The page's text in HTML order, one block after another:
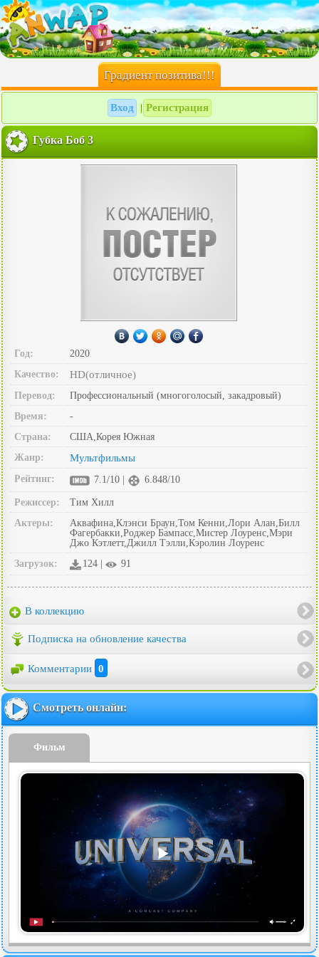
Градиент позитива!!!
Вход Регистрация
Губка Боб 3
Год:
2020
Качество:
HD(отличное)
Перевод:
Профессиональный (многоголосый, закадровый)
Время:
-
Страна:
США,Корея Южная
Жанр:
Мультфильмы
Рейтинг: 7.1/10 | 6.848/10
Режиссер:
Тим Хилл
Актеры:
Аквафина,Клэнси Браун,Том Кенни,Лори Алан,Билл
Фагербакки,Роджер Бампасс,Мистер Лоуренс,Мэри
Джо Кэтлетт,Джилл Тэлли,Кэролин Лоуренс
Загрузок:
124 | 91
В коллекцию
Подписка на обновление качества
Комментарии 0
Смотреть онлайн:
Фильм